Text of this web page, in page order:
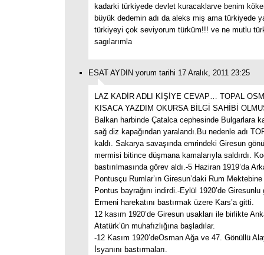
kadarki türkiyede devlet kuracaklarve benim
büyük dedemin adı da aleks miş ama türkiyede
türkiyeyi çok seviyorum türküm!!! ve ne mutlu
sagılarımla
ESAT AYDIN yorum tarihi 17 Aralık, 2011 23:25
LAZ KADİR ADLI KİŞİYE CEVAP… TOPAL
KISACA YAZDIM OKURSA BİLGİ SAHİBİ
Balkan harbinde Çatalca cephesinde Bulgarlara
sağ diz kapağından yaralandı.Bu nedenle adı
kaldı. Sakarya savaşında emrindeki Giresun
mermisi bitince düşmana kamalarıyla saldırdı.
bastırılmasında görev aldı.-5 Haziran 1919’da
Pontusçu Rumlar’ın Giresun’daki Rum Mektebine
Pontus bayrağını indirdi.-Eylül 1920’de
Ermeni harekatını bastırmak üzere Kars’a gitti.
12 kasım 1920’de Giresun usakları ile birlikte
Atatürk’ün muhafızlığına başladılar.
-12 Kasım 1920’deOsman Ağa ve 47. Gönüllü
İsyanını bastırmaları.